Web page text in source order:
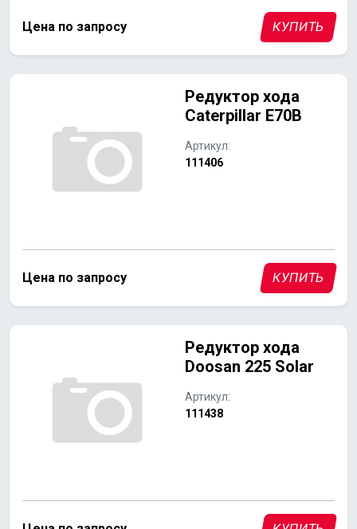
Цена по запросу КУПИТЬ
Редуктор хода
Caterpillar E70В
Артикул:
111406
Цена по запросу КУПИТЬ
Редуктор хода
Doosan 225 Solar
Артикул:
111438